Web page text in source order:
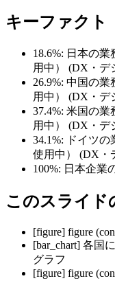
キーファクト
18.6%: 日本の業
用中）
(DX・デ
26.9%: 中国の業
用中）
(DX・デ
37.4%: 米国の業
用中）
(DX・デ
34.1%: ドイツ
使用中）
(DX・
100%: 日本企業
このスライド
[figure] figure
[bar_chart] 各国
グラフ
[figure] figure